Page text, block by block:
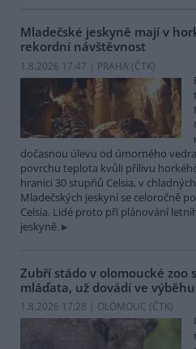
Mladečské jeskyně mají v
rekordní návštěvnost
1.8.2026 17:47 | PRAHA (ČTK)
dočasnou úlevu od úmorného
povrchu teplota kvůli přílivu
hranici 30 stupňů Celsia, v
Mladečských jeskyní se celoročně
Celsia. Lidé proto při plánování
jeskyně.
Zubří stádo v olomoucké zoo
mláďata, už dovádí ve výběhu
1.8.2026 17:28 | OLOMOUC (ČTK)